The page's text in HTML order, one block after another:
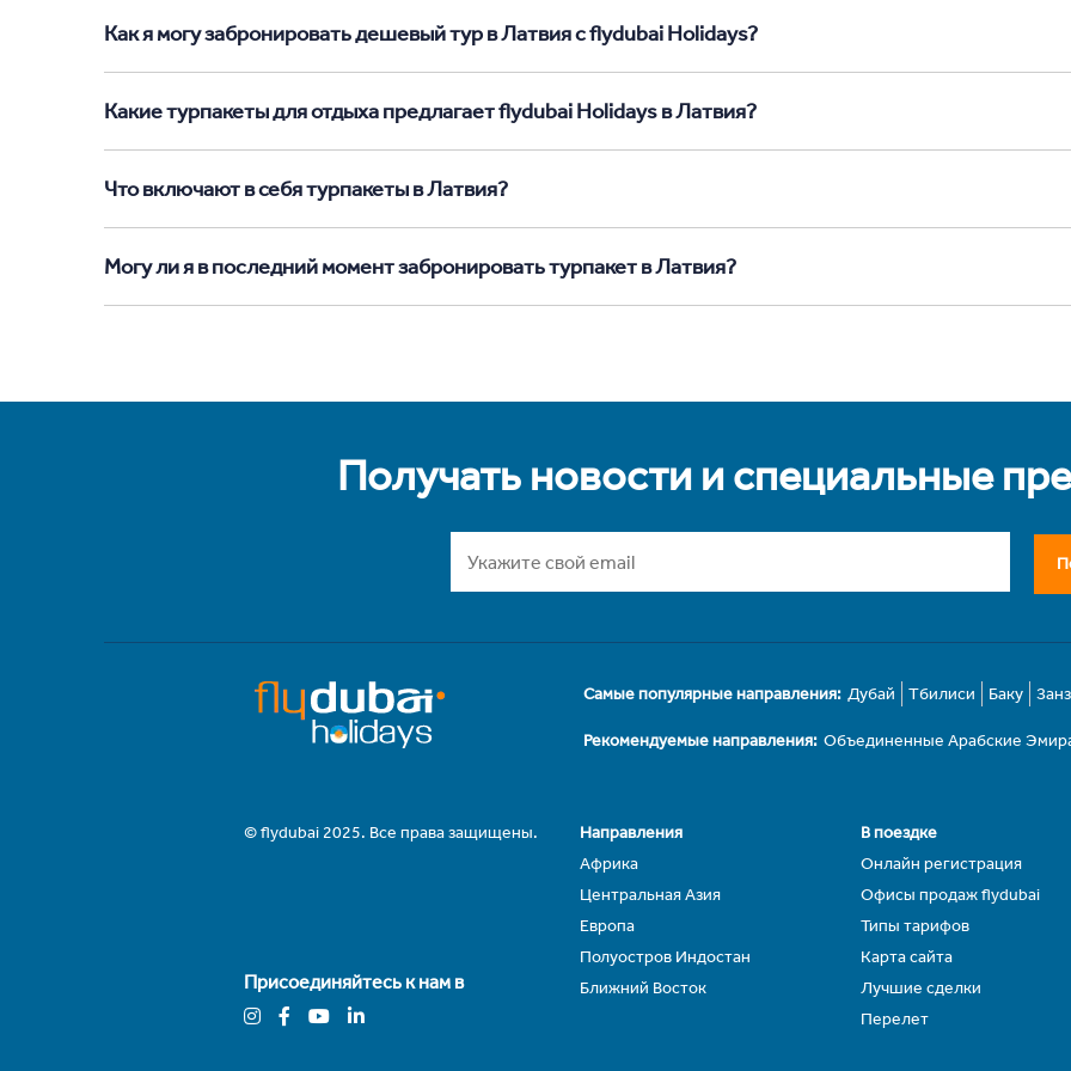
Как я могу забронировать дешевый тур в Латвия с flydubai Holidays?
Какие турпакеты для отдыха предлагает flydubai Holidays в Латвия?
Что включают в себя турпакеты в Латвия?
Могу ли я в последний момент забронировать турпакет в Латвия?
Получать новости и специальные
Самые популярные направления: Дубай Тбилиси Баку
Рекомендуемые направления: Объединенные Арабские
© flydubai 2025. Все права защищены.
Присоединяйтесь к нам в
Направления
Африка
Центральная Азия
Европа
Полуостров Индостан
Ближний Восток
В поездке
Онлайн регистрация
Офисы продаж flydubai
Типы тарифов
Карта сайта
Лучшие сделки
Перелет